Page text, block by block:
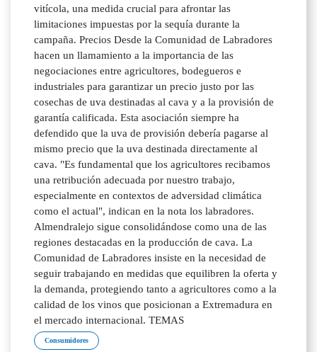
vitícola, una medida crucial para afrontar las
limitaciones impuestas por la sequía durante la
campaña. Precios Desde la Comunidad de Labradores
hacen un llamamiento a la importancia de las
negociaciones entre agricultores, bodegueros e
industriales para garantizar un precio justo por las
cosechas de uva destinadas al cava y a la provisión de
garantía calificada. Esta asociación siempre ha
defendido que la uva de provisión debería pagarse al
mismo precio que la uva destinada directamente al
cava. "Es fundamental que los agricultores recibamos
una retribución adecuada por nuestro trabajo,
especialmente en contextos de adversidad climática
como el actual", indican en la nota los labradores.
Almendralejo sigue consolidándose como una de las
regiones destacadas en la producción de cava. La
Comunidad de Labradores insiste en la necesidad de
seguir trabajando en medidas que equilibren la oferta y
la demanda, protegiendo tanto a agricultores como a la
calidad de los vinos que posicionan a Extremadura en
el mercado internacional. TEMAS
Consumidores